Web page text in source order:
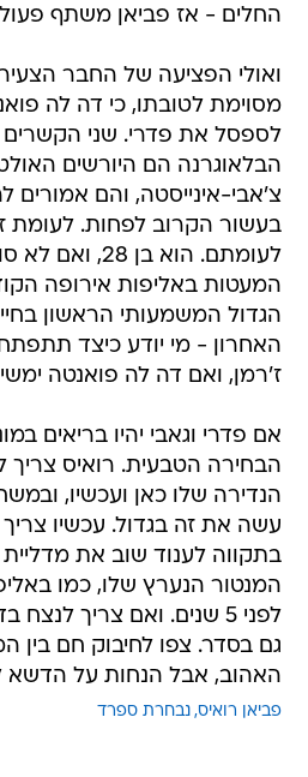
החלים - אז פביאן משתף
ואולי הפציעה של החבר
מסוימת לטובתו, כי דה לה
לספסל את פדרי. שני הקשרים
הבלאוגרנה הם היורשים
צ'אבי-אינייסטה, והם אמורים
בעשור הקרוב לפחות. לעומת
לעומתם. הוא בן
המעטות באליפות אירופה
הגדול המשמעותי הראשון
האחרון - מי יודע כיצד
ז'רמן, ואם דה לה פואנטה
אם פדרי וגאבי יהיו בריאים
הבחירה הטבעית. רואיס
הנדירה שלו כאן ועכשיו,
עשה את זה בגדול. עכשיו
בתקווה לענוד שוב את
המנטור הנערץ שלו, כמו
לפני 5 שנים. ואם צריך
גם בסדר. צפו לחיבוק חם בין
האהוב, אבל הנחות על הדשא
פביאן רואיס נבחרת ספרד